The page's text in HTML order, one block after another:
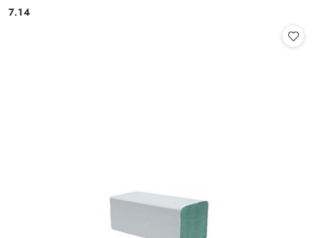
Cena:
7.14